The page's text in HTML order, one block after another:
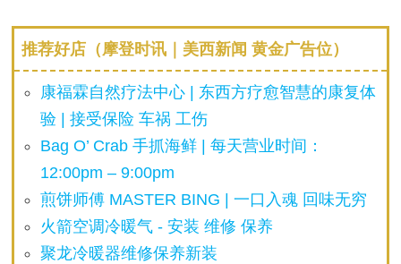
推荐好店（摩登时讯｜美西新闻 黄金广告位）
康福霖自然疗法中心 | 东西方疗愈智慧的康复体
验 | 接受保险 车祸 工伤
Bag O’ Crab 手抓海鲜 | 每天营业时间：
12:00pm – 9:00pm
煎饼师傅 MASTER BING | 一口入魂 回味无穷
火箭空调冷暖气 - 安装 维修 保养
聚龙冷暖器维修保养新装